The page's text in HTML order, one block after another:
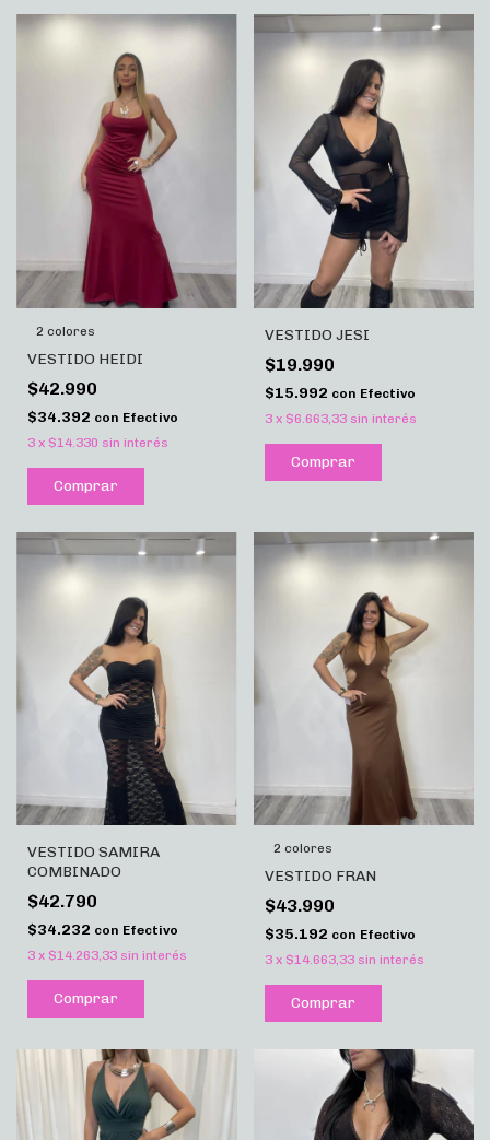
2 colores
VESTIDO HEIDI
$42.990
$34.392 con Efectivo
3 x $14.330 sin interés
Comprar
VESTIDO JESI
$19.990
$15.992 con Efectivo
3 x $6.663,33 sin interés
Comprar
VESTIDO SAMIRA
COMBINADO
$42.790
$34.232 con Efectivo
3 x $14.263,33 sin interés
Comprar
2 colores
VESTIDO FRAN
$43.990
$35.192 con Efectivo
3 x $14.663,33 sin interés
Comprar